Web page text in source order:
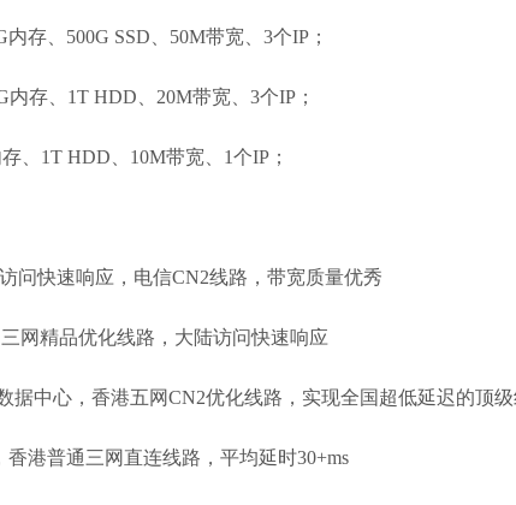
存、500G SSD、50M带宽、3个IP；
存、1T HDD、20M带宽、3个IP；
、1T HDD、10M带宽、1个IP；
问快速响应，电信CN2线路，带宽质量优秀
网精品优化线路，大陆访问快速响应
据中心，香港五网CN2优化线路，实现全国超低延迟的顶
港普通三网直连线路，平均延时30+ms